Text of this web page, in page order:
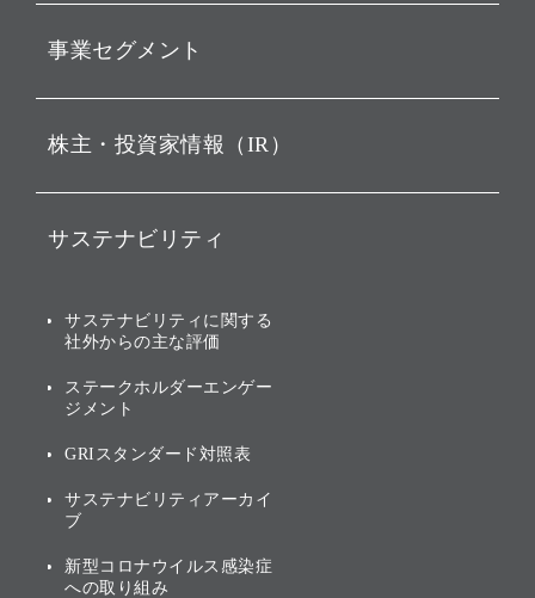
動画配信
経営理念
ビジョン
戦略
バリュー
ソフトバンクグループの歩
[AI] What dreams are made
事業セグメント
ソフトバンク・ビジョン・
その他
グループ企業一覧
株主・投資家情報（IR）
IRカレンダー
業績・財務
アニュアルレポート
株主・投資家情報（IR）に
サステナビリティ
トップメッセージ
サステナビリティの考え方
ガバナンス
投資先のサステナビリティ
サステナビリティに関する
社外からの主な評価
ステークホルダーエンゲー
ジメント
GRIスタンダード対照表
サステナビリティアーカイ
ブ
新型コロナウイルス感染症
への取り組み